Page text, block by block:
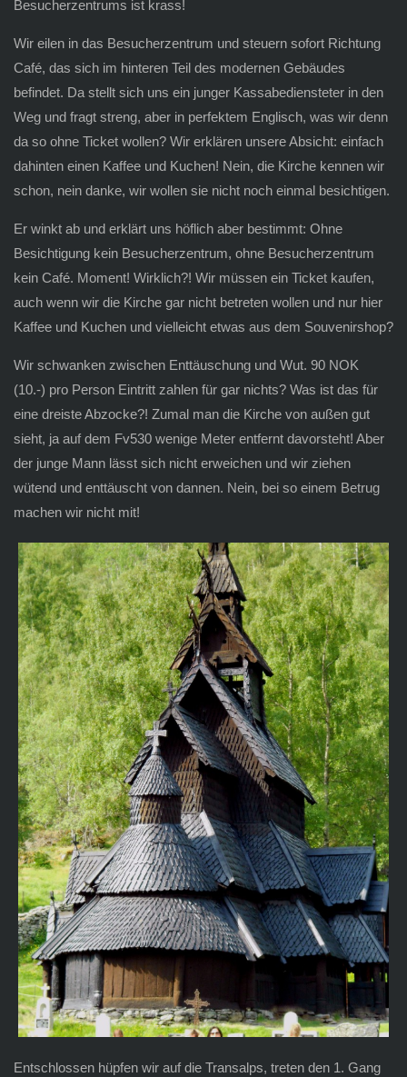
Besucherzentrums ist krass!
Wir eilen in das Besucherzentrum und steuern sofort Richtung
Café, das sich im hinteren Teil des modernen Gebäudes
befindet. Da stellt sich uns ein junger Kassabediensteter in den
Weg und fragt streng, aber in perfektem Englisch, was wir denn
da so ohne Ticket wollen? Wir erklären unsere Absicht: einfach
dahinten einen Kaffee und Kuchen! Nein, die Kirche kennen wir
schon, nein danke, wir wollen sie nicht noch einmal besichtigen.
Er winkt ab und erklärt uns höflich aber bestimmt: Ohne
Besichtigung kein Besucherzentrum, ohne Besucherzentrum
kein Café. Moment! Wirklich?! Wir müssen ein Ticket kaufen,
auch wenn wir die Kirche gar nicht betreten wollen und nur hier
Kaffee und Kuchen und vielleicht etwas aus dem Souvenirshop?
Wir schwanken zwischen Enttäuschung und Wut. 90 NOK
(10.-) pro Person Eintritt zahlen für gar nichts? Was ist das für
eine dreiste Abzocke?! Zumal man die Kirche von außen gut
sieht, ja auf dem Fv530 wenige Meter entfernt davorsteht! Aber
der junge Mann lässt sich nicht erweichen und wir ziehen
wütend und enttäuscht von dannen. Nein, bei so einem Betrug
machen wir nicht mit!
Entschlossen hüpfen wir auf die Transalps, treten den 1. Gang